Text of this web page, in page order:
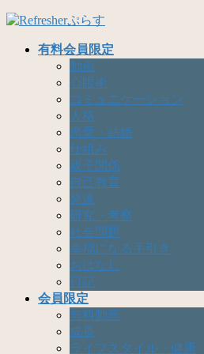
有料会員限定
動画
心眼術
コミュニケーション
人格
恋愛・結婚
仕組み
親子関係
自己教育
発達
研究・考察
社会問題
幸福になる手引き
おはなし
日記
会員限定
無料動画
成長
ライフスタイル・健康